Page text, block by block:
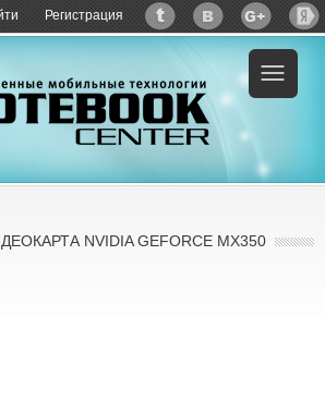
Регистрация
NVIDIA GEFORCE MX350